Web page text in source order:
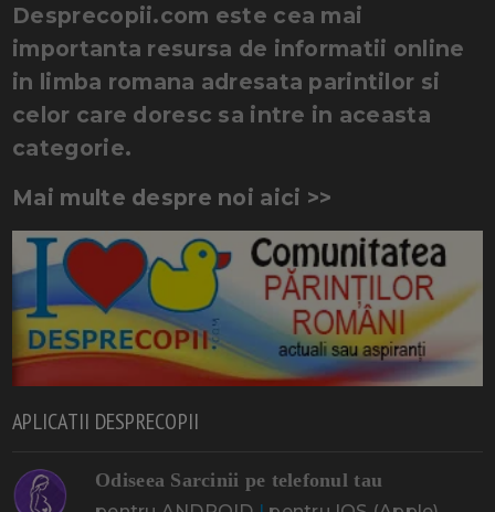
Desprecopii.com este cea mai
importanta resursa de informatii online
in limba romana adresata parintilor si
celor care doresc sa intre in aceasta
categorie.
Mai multe despre noi aici >>
APLICATII DESPRECOPII
Odiseea Sarcinii pe telefonul tau